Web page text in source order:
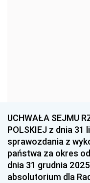
1939
1936
UCHWAŁA SEJMU
POLSKIEJ z dnia 31
sprawozdania z
państwa za okres
dnia 31 grudnia
absolutorium dla